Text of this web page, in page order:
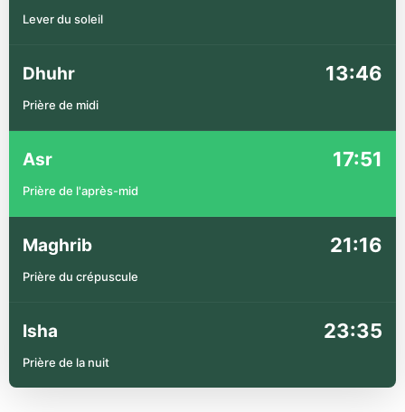
Lever du soleil
Dhuhr 13:46
Prière de midi
Asr 17:51
Prière de l'après-mid
Maghrib 21:16
Prière du crépuscule
Isha 23:35
Prière de la nuit